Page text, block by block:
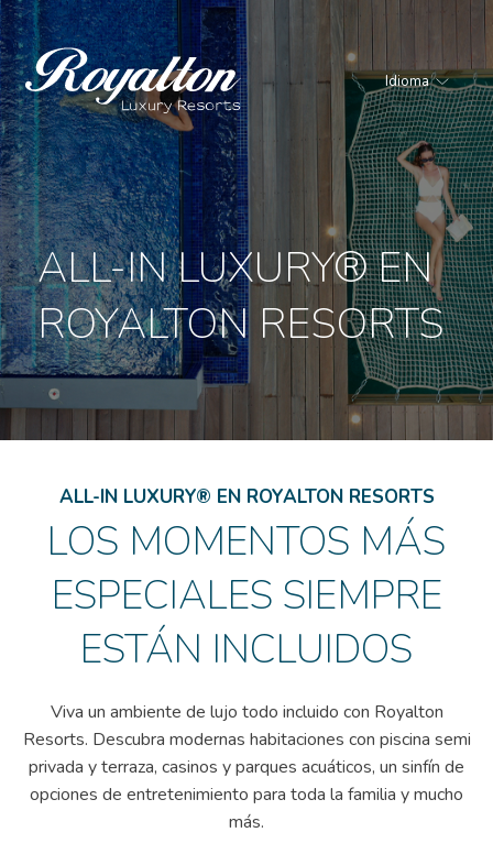
Royalton
Resorts
Idioma
ALL-IN LUXURY® EN
ROYALTON RESORTS
ALL-IN LUXURY® EN ROYALTON RESORTS
LOS MOMENTOS MÁS
ESPECIALES SIEMPRE
ESTÁN INCLUIDOS
Viva un ambiente de lujo todo incluido con Royalton
Resorts. Descubra modernas habitaciones con piscina semi
privada y terraza, casinos y parques acuáticos, un sinfín de
opciones de entretenimiento para toda la familia y mucho
más.